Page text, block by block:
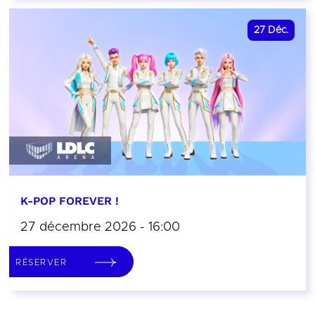
27 Déc.
K-POP FOREVER !
27 décembre 2026 - 16:00
RÉSERVER